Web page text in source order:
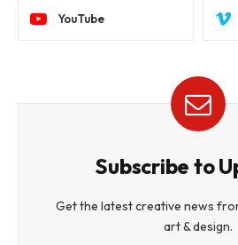
YouTube
Subscribe to
Get the latest creative news
art & design.